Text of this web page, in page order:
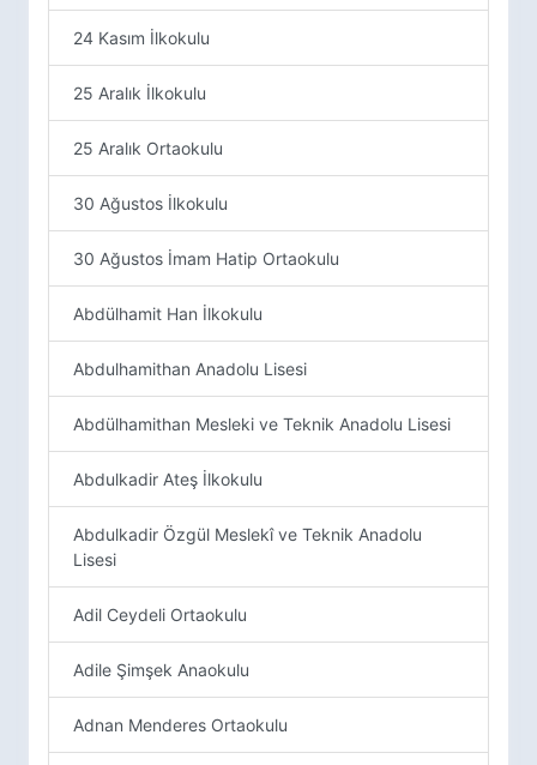
24 Kasım İlkokulu
25 Aralık İlkokulu
25 Aralık Ortaokulu
30 Ağustos İlkokulu
30 Ağustos İmam Hatip Ortaokulu
Abdülhamit Han İlkokulu
Abdulhamithan Anadolu Lisesi
Abdülhamithan Mesleki ve Teknik Anadolu Lisesi
Abdulkadir Ateş İlkokulu
Abdulkadir Özgül Meslekî ve Teknik Anadolu
Lisesi
Adil Ceydeli Ortaokulu
Adile Şimşek Anaokulu
Adnan Menderes Ortaokulu